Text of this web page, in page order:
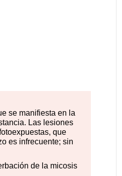
se manifiesta en la
Las lesiones
que
es infrecuente; sin
de la micosis